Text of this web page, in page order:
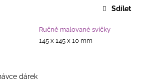
Ručně malované svíčky
145 x 145 x 10 mm
Sdílet
dárek